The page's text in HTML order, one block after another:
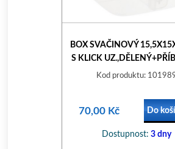
BOX SVAČINOVÝ
S KLICK
TRA/MIX BAREV
Kod produktu:
70,00 Kč Do
Dostupnost: 3 dny